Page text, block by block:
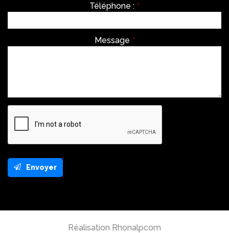
Téléphone : *
Message *
Envoyer
be
Réalisation Rhonalpcom